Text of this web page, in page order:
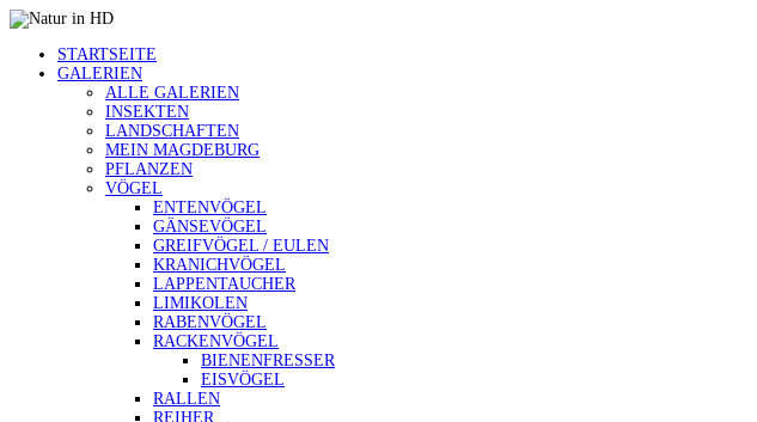
STARTSEITE
GALERIEN
ALLE GALERIEN
INSEKTEN
LANDSCHAFTEN
MEIN MAGDEBURG
PFLANZEN
VÖGEL
ENTENVÖGEL
GÄNSEVÖGEL
GREIFVÖGEL / EULEN
KRANICHVÖGEL
LAPPENTAUCHER
LIMIKOLEN
RABENVÖGEL
RACKENVÖGEL
BIENENFRESSER
EISVÖGEL
RALLEN
REIHER